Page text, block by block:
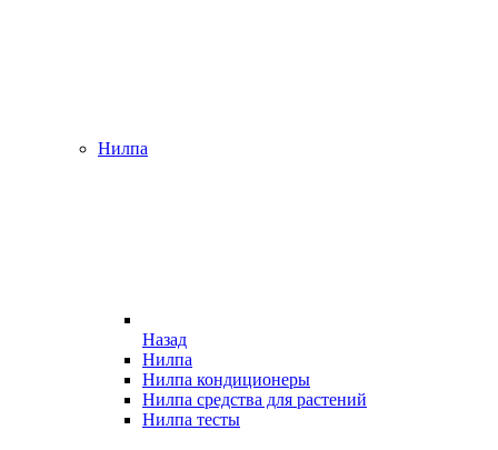
Нилпа
Назад
Нилпа
Нилпа кондиционеры
Нилпа средства для растений
Нилпа тесты